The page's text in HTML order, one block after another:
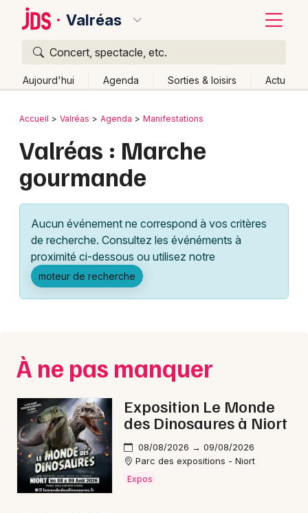
Valréas
Concert, spectacle, etc.
Aujourd'hui Agenda Sorties & loisirs Actu
Publier un événement
Grands événements
Activité & Expérience
Manifestations
Foires & salons
Concerts
Sports
Soirées
Sorties famille
Bordeaux
Colmar
Lille
Lyon
Marseille
Mulhouse
Nice
Paris
Strasbourg
Toulouse
Toutes les villes
Retour
Accueil Valréas Agenda Manifestations
Valréas : Marche
gourmande
Aucun événement ne correspond à vos critères
de recherche. Consultez les événéments à
proximité ci-dessous ou utilisez notre
moteur de recherche
À ne pas manquer
Exposition Le Monde
des Dinosaures à Niort
08/08/2026 → 09/08/2026
Parc des expositions - Niort
Expos
Quoi ?
Où ?
Provence-Alpes-Côte-d'Azur
Partout
Changer de lieu
Aujourd'hui
Demain Ce week-end Autre